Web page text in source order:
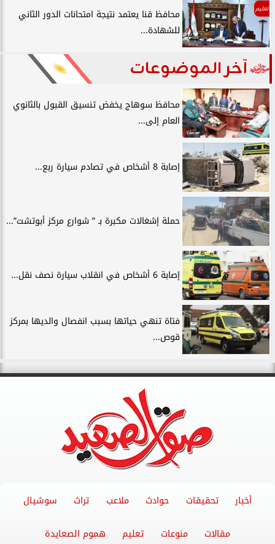
تعليم
محافظ قنا يعتمد نتيجة امتحانات الدور الثاني
للشهادة...
آخر الموضوعات
محافظ سوهاج يخفض تنسيق القبول بالثانوي
العام إلى...
إصابة 8 أشخاص في تصادم سيارة ربع...
حملة إشغالات مكبرة بـ ” شوارع مركز أبوتشت”...
إصابة 6 أشخاص في انقلاب سيارة نصف نقل...
فتاة تنهي حياتها بسبب انفصال والديها بمركز
قوص...
أخبار تحقيقات حوادث ملاعب تراث سوشيال
مقالات منوعات تعليم هموم الصعايدة